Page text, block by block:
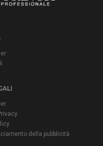
della pubblicità